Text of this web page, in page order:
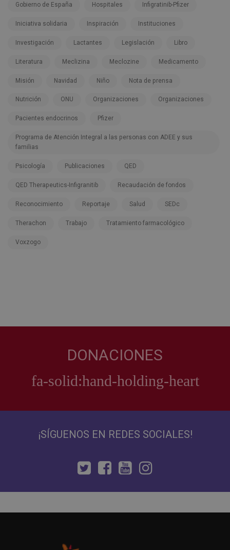
Gobierno de España Hospitales Infigratinib-Pfizer
Iniciativa solidaria Inspiración Instituciones
Investigación Lactantes Legislación Libro
Literatura Meclizina Meclozine Medicamento
Misión Navidad Niño Nota de prensa
Nutrición ONU Organizaciones Organizaciones
Pacientes endocrinos Pfizer
Programa de Atención Integral a las personas con ADEE y sus
familias
Psicología Publicaciones QED
QED Therapeutics-Infigranitib Recaudación de fondos
Reconocimiento Reportaje Salud SEDc
Therachon Trabajo Tratamiento farmacológico
Voxzogo
DONACIONES
¡SÍGUENOS EN REDES SOCIALES!